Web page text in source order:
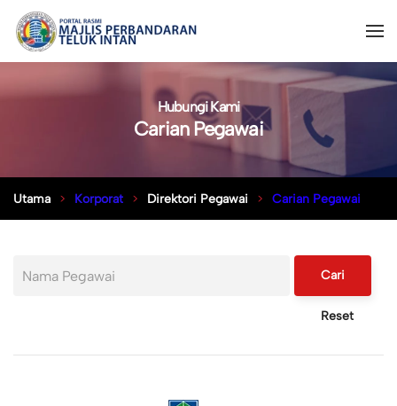
Hubungi Kami
Carian Pegawai
Utama Korporat Direktori Pegawai Carian Pegawai
Cari
Reset